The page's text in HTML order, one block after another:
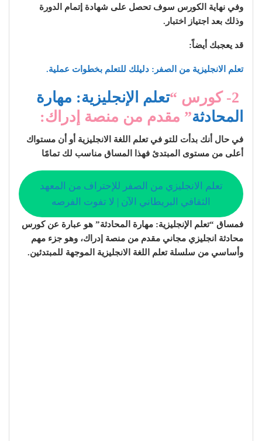
وفي نهاية الكورس سوف تحصل على شهادة إتمام الدورة
وذلك بعد اجتياز اختبار.
قد يعجبك أيضاً:
تعلم الانجليزية من الصفر: دليلك للتعلم بخطوات عملية.
تعلم الإنجليزية: مهارة
المحادثة” مقدم من منصة إدراك:
في حال أنك بدأت للتو في تعلم اللغة الانجليزية أو أن مستواك
أعلى من مستوى المبتدئ فهذا المساق مناسب لك تمامًا
تعلم الانجليزي من الصفر للإحتراف من المعهد
الثقافي البريطاني الآن | لا تفوت الفرصه
فمساق “تعلم الإنجليزية: مهارة المحادثة” هو عبارة عن كورس
محادثة انجليزي مجاني مقدم من منصة إدراك، وهو جزء مهم
وأساسي من سلسلة تعلم اللغة الانجليزية الموجهة للمبتدئين.